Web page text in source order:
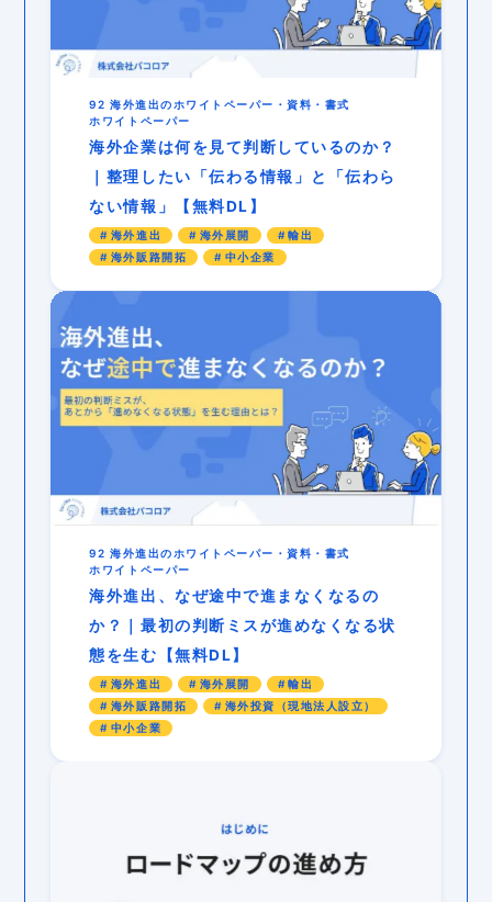
92 海外進出のホワイトペーパー・資料・書式
ホワイトペーパー
海外企業は何を見て判断しているのか？
｜整理したい「伝わる情報」と「伝わら
ない情報」【無料DL】
海外進出 海外展開
輸出
海外販路開拓
中小企業
92 海外進出のホワイトペーパー・資料・書式
ホワイトペーパー
海外進出、なぜ途中で進まなくなるの
か？｜最初の判断ミスが進めなくなる状
態を生む【無料DL】
海外進出 海外展開
輸出
海外販路開拓
海外投資（現地法人設立）
中小企業